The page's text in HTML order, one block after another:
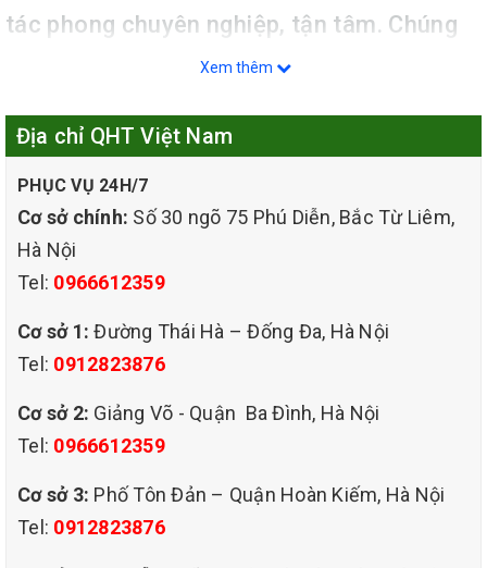
tác phong chuyên nghiệp, tận tâm. Chúng
tôi cam kết sẽ làm hài lòng 100% nhu cầu
của quý khách hàng khi có nhu cầu giặt
cửa.
Xem thêm
Địa chỉ QHT Việt Nam
PHỤC VỤ 24H/7
Cơ sở chính: Số 30 ngõ 75 Phú Diễn, Bắc Từ Liêm,
Hà Nội
Tel: 0966612359
Cơ sở 1: Đường Thái Hà – Đống Đa, Hà Nội
Tel: 0912823876
Cơ sở 2: Giảng Võ - Quận Ba Đình, Hà Nội
Tel: 0966612359
Cơ sở 3: Phố Tôn Đản – Quận Hoàn Kiếm, Hà Nội
Tel: 0912823876